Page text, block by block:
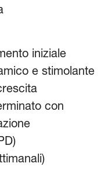
iniziale
e stimolante
con